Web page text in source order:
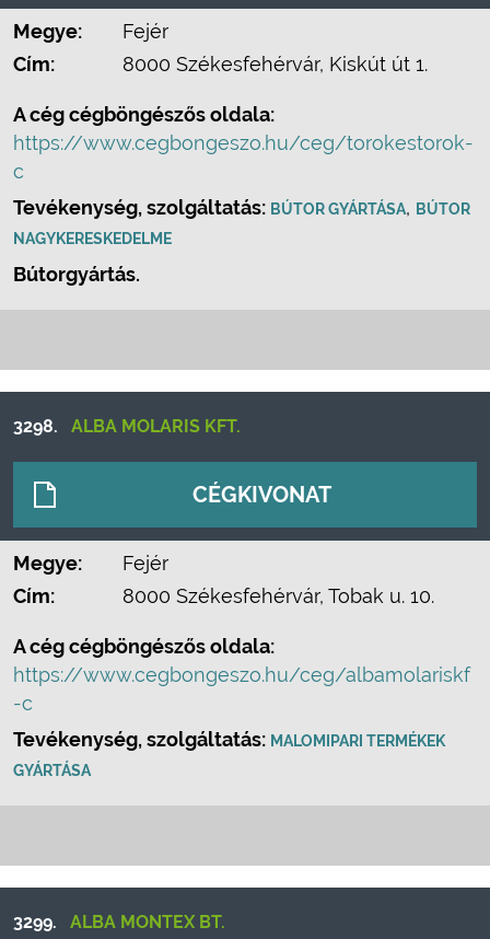
Megye:
Fejér
Cím:
8000 Székesfehérvár, Kiskút út 1.
A cég cégböngészős oldala:
https://www.cegbongeszo.hu/ceg/torokestorok-
c
Tevékenység, szolgáltatás: BÚTOR GYÁRTÁSA, BÚTOR
NAGYKERESKEDELME
Bútorgyártás.
3298. ALBA MOLARIS KFT.
CÉGKIVONAT
Megye:
Fejér
Cím:
8000 Székesfehérvár, Tobak u. 10.
A cég cégböngészős oldala:
https://www.cegbongeszo.hu/ceg/albamolariskf
-c
Tevékenység, szolgáltatás: MALOMIPARI TERMÉKEK
GYÁRTÁSA
3299. ALBA MONTEX BT.